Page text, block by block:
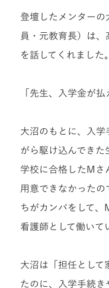
登壇したメンターの
員・元教育長）は
を話してくれました。
「先生、入学金が払
大沼のもとに、入学
がら駆け込んできた
学校に合格したMさ
用意できなかったの
ちがカンパをして、
看護師として働いて
大沼は「担任として
たのに、入学手続き